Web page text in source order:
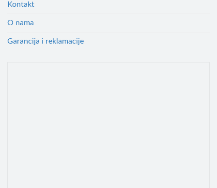
Kontakt
O nama
Garancija i reklamacije